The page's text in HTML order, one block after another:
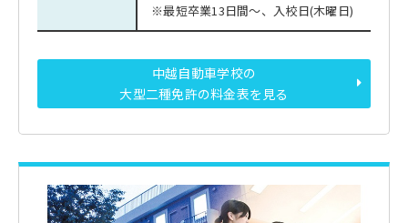
※最短卒業13日間～、入校日(木曜日)
中越自動車学校の
大型二種免許の料金表を見る